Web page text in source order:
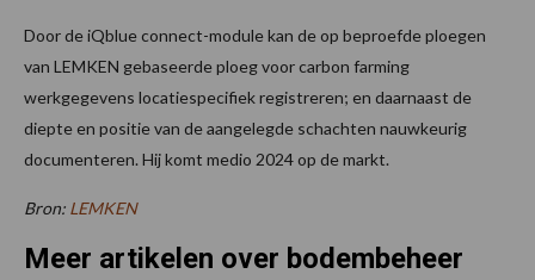
Door de iQblue connect-module kan de op beproefde ploegen
van LEMKEN gebaseerde ploeg voor carbon farming
werkgegevens locatiespecifiek registreren; en daarnaast de
diepte en positie van de aangelegde schachten nauwkeurig
documenteren. Hij komt medio 2024 op de markt.
Bron: LEMKEN
Meer artikelen over bodembeheer